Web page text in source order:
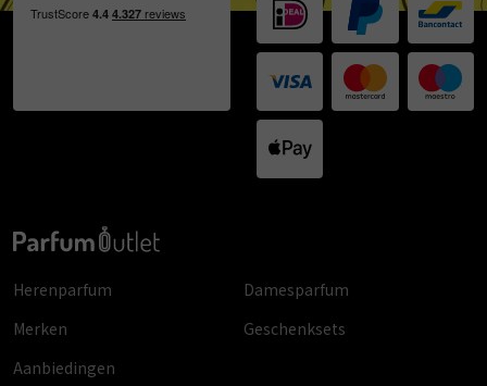
Herenparfum
Damesparfum
Merken
Geschenksets
Aanbiedingen